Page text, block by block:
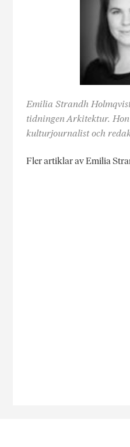
Emilia Strandh
tidningen Arkitektur.
kulturjournalist och
Fler artiklar av Emilia